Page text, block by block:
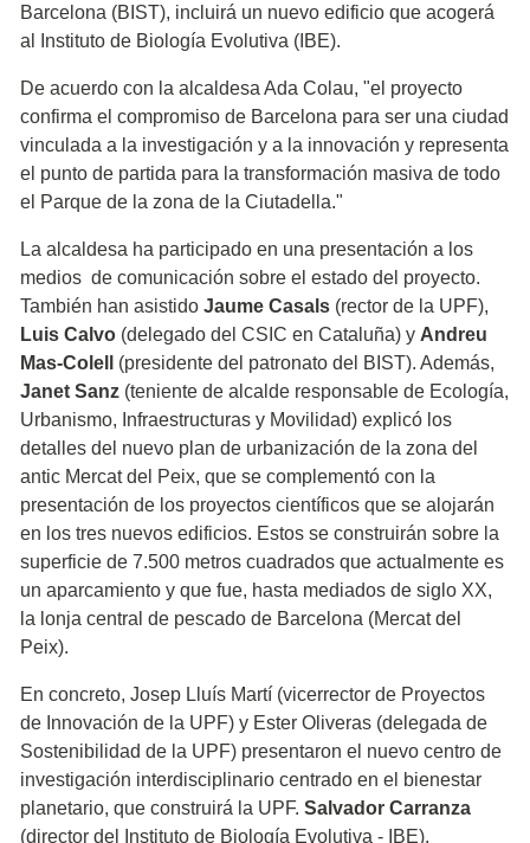
Barcelona (BIST), incluirá un nuevo edificio que acogerá
al Instituto de Biología Evolutiva (IBE).
De acuerdo con la alcaldesa Ada Colau, "el proyecto
confirma el compromiso de Barcelona para ser una ciudad
vinculada a la investigación y a la innovación y representa
el punto de partida para la transformación masiva de todo
el Parque de la zona de la Ciutadella."
La alcaldesa ha participado en una presentación a los
medios de comunicación sobre el estado del proyecto.
También han asistido Jaume Casals (rector de la UPF),
Luis Calvo (delegado del CSIC en Cataluña) y Andreu
Mas-Colell
(presidente del patronato del BIST). Además,
Janet Sanz (teniente de alcalde responsable de Ecología,
Urbanismo, Infraestructuras y Movilidad) explicó los
detalles del nuevo plan de urbanización de la zona del
antic Mercat del Peix, que se complementó con la
presentación de los proyectos científicos que se alojarán
en los tres nuevos edificios. Estos se construirán sobre la
superficie de 7.500 metros cuadrados que actualmente es
un aparcamiento y que fue, hasta mediados de siglo XX,
la lonja central de pescado de Barcelona (Mercat del
Peix).
En concreto, Josep Lluís Martí (vicerrector de Proyectos
de Innovación de la UPF) y Ester Oliveras (delegada de
Sostenibilidad de la UPF) presentaron el nuevo centro de
investigación interdisciplinario centrado en el bienestar
planetario, que construirá la UPF. Salvador Carranza
(director del Instituto de Biología Evolutiva - IBE),